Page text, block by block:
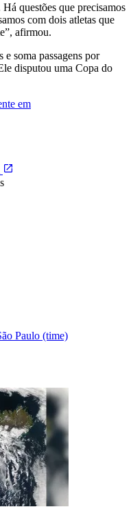
questões que precisamos
com dois atletas que
afirmou.
soma passagens por
disputou uma Copa do
em
Paulo (time)